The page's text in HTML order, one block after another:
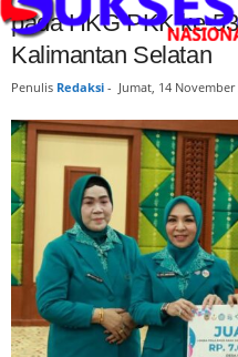
pada HKG PKK ke-
Kalimantan Selatan
Penulis Redaksi - Jumat, 14 November